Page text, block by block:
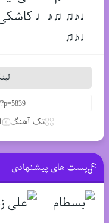
♩♪♫ ♫♪♩
♩♪♫
تک آهنگ
پست های پیشنهادی